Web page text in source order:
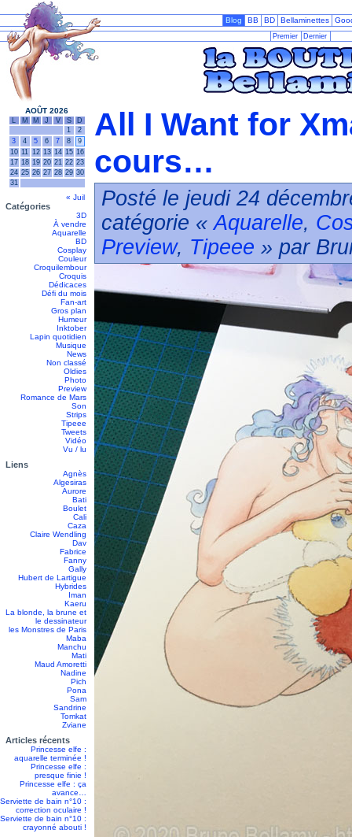
Blog BB BD Bellaminettes
Premier Dernier
AOÛT 2026
L M M J V S
D
1
2
3
4 5 6 7 8
9
10 11 12 13 14 15 16
17 18 19 20 21 22 23
24 25 26 27 28 29 30
31
« Juil
Catégories
3D
À vendre
Aquarelle
BD
Cosplay
Couleur
Croquilembour
Croquis
Dédicaces
Défi du mois
Fan-art
Gros plan
Humeur
Inktober
Lapin quotidien
Musique
News
Non classé
Oldies
Photo
Preview
Romance de Mars
Son
Strips
Tipeee
Tweets
Vidéo
Vu / lu
Liens
Agnès
Algesiras
Aurore
Bati
Boulet
Cali
Caza
Claire Wendling
Dav
Fabrice
Fanny
Gally
Hubert de Lartigue
Hybrides
Iman
Kaeru
La blonde, la brune et
le dessinateur
les Monstres de Paris
Maba
Manchu
Mati
Maud Amoretti
Nadine
Pich
Pona
Sam
Sandrine
Tomkat
Zviane
Articles récents
Princesse elfe :
aquarelle terminée !
Princesse elfe :
presque finie !
Princesse elfe : ça
avance…
Serviette de bain n°10 :
correction oculaire !
Serviette de bain n°10 :
crayonné abouti !
All I Want for
cours…
Posté le jeudi 24
catégorie «Aquarelle,
Preview, Tipeee » par